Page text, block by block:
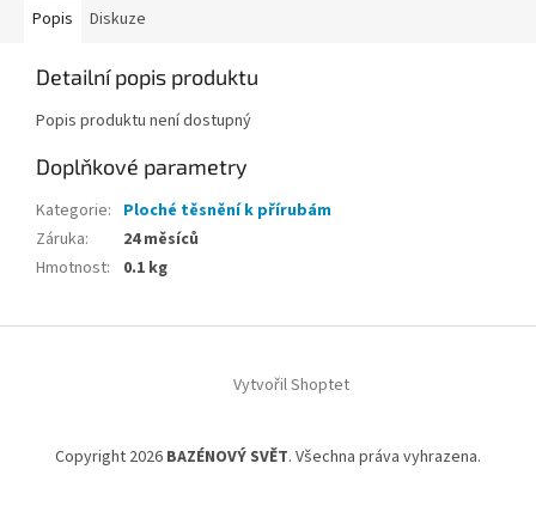
Popis Diskuze
Detailní popis produktu
Popis produktu není dostupný
Doplňkové parametry
Kategorie: Ploché těsnění k přírubám
Záruka:
24 měsíců
Hmotnost: 0.1 kg
Vytvořil Shoptet
Copyright 2026 BAZÉNOVÝ SVĚT. Všechna práva vyhrazena.